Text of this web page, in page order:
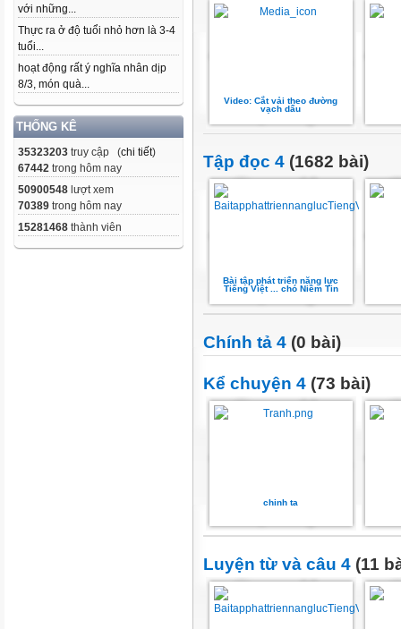
với những...
Thực ra ở độ tuổi nhỏ hơn là 3-4
tuổi...
hoạt động rất ý nghĩa nhân dịp
8/3, món quà...
THỐNG KÊ
35323203 truy cập (chi tiết)
67442 trong hôm nay
50900548 lượt xem
70389 trong hôm nay
15281468 thành viên
Video: Cắt vải theo đường
vạch dấu
Tập đọc 4 (1682 bài)
Bài tập phát triển năng lực
Tiếng Việt ... chó Niềm Tin
Chính tả 4 (0 bài)
Kể chuyện 4 (73 bài)
chinh ta
Luyện từ và câu 4 (11